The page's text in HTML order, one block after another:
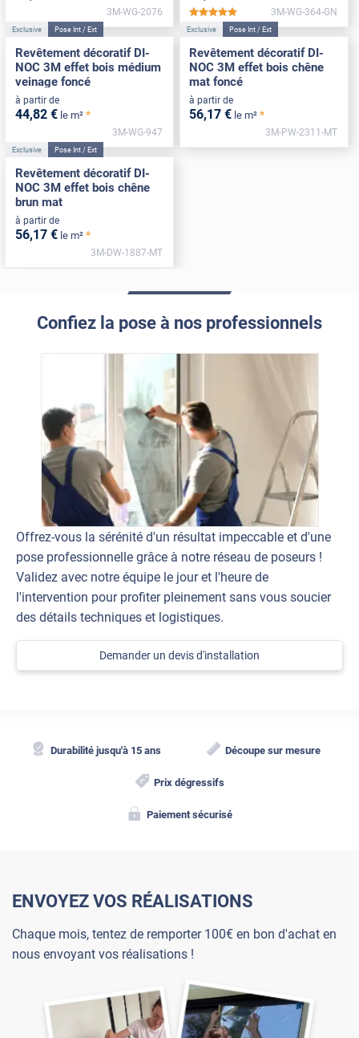
3M-WG-2076 3M-WG-364-GN
Exclusive Pose Int / Ext
Revêtement décoratif DI-
NOC 3M effet bois médium
veinage foncé
à partir de
44,82 € le m² *
3M-WG-947
Exclusive Pose Int / Ext
Revêtement décoratif DI-
NOC 3M effet bois chêne
mat foncé
à partir de
56,17 € le m² *
3M-PW-2311-MT
Exclusive Pose Int / Ext
Revêtement décoratif DI-
NOC 3M effet bois chêne
brun mat
à partir de
56,17 € le m² *
3M-DW-1887-MT
Confiez la pose à nos professionnels
Offrez-vous la sérénité d'un résultat impeccable et d'une
pose professionnelle grâce à notre réseau de poseurs !
Validez avec notre équipe le jour et l'heure de
l'intervention pour profiter pleinement sans vous soucier
des détails techniques et logistiques.
Demander un devis d'installation
Durabilité jusqu'à 15 ans Découpe sur mesure
Prix dégressifs
Paiement sécurisé
ENVOYEZ VOS RÉALISATIONS
Chaque mois, tentez de remporter 100€ en bon d'achat en
nous envoyant vos réalisations !